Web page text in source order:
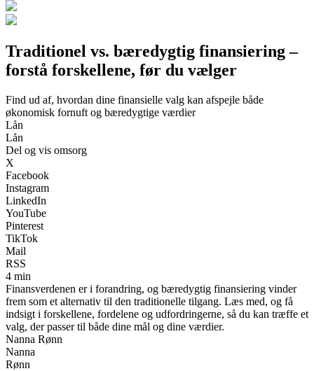
Traditionel vs. bæredygtig finansiering –
forstå forskellene, før du vælger
Find ud af, hvordan dine finansielle valg kan afspejle både
økonomisk fornuft og bæredygtige værdier
Lån
Lån
Del og vis omsorg
X
Facebook
Instagram
LinkedIn
YouTube
Pinterest
TikTok
Mail
RSS
4 min
Finansverdenen er i forandring, og bæredygtig finansiering vinder
frem som et alternativ til den traditionelle tilgang. Læs med, og få
indsigt i forskellene, fordelene og udfordringerne, så du kan træffe et
valg, der passer til både dine mål og dine værdier.
Nanna Rønn
Nanna
Rønn